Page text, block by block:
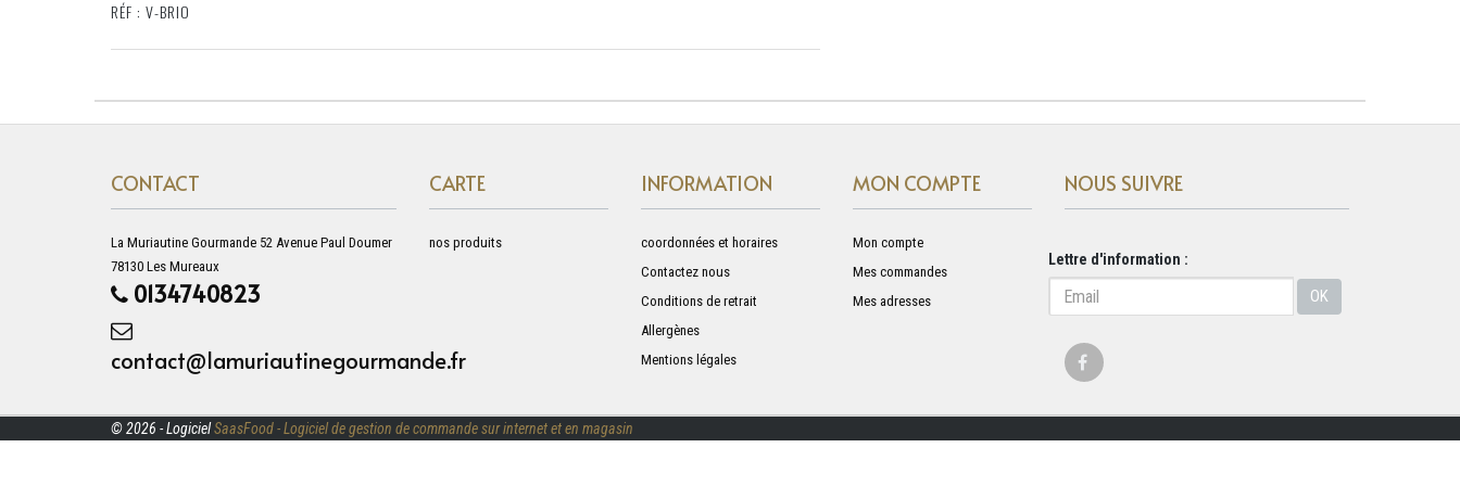
RÉF : V-BRIO
CONTACT
La Muriautine Gourmande 52 Avenue Paul Doumer
78130 Les Mureaux
0134740823
contact@lamuriautinegourmande.fr
CARTE
nos produits
INFORMATION
coordonnées et horaires
Contactez nous
Conditions de retrait
Allergènes
Mentions légales
MON COMPTE
Mon compte
Mes commandes
Mes adresses
NOUS SUIVRE
Lettre d'information :
OK
© 2026 - LogicielSaasFood - Logiciel de gestion de commande sur internet et en magasin